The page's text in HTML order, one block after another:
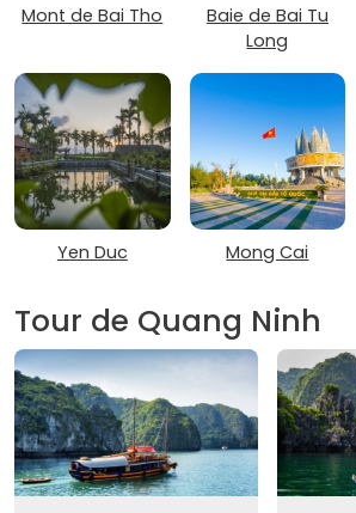
Mont de Bai Tho
Baie de Bai Tu
Long
Yen Duc Mong Cai
Tour de Quang Ninh